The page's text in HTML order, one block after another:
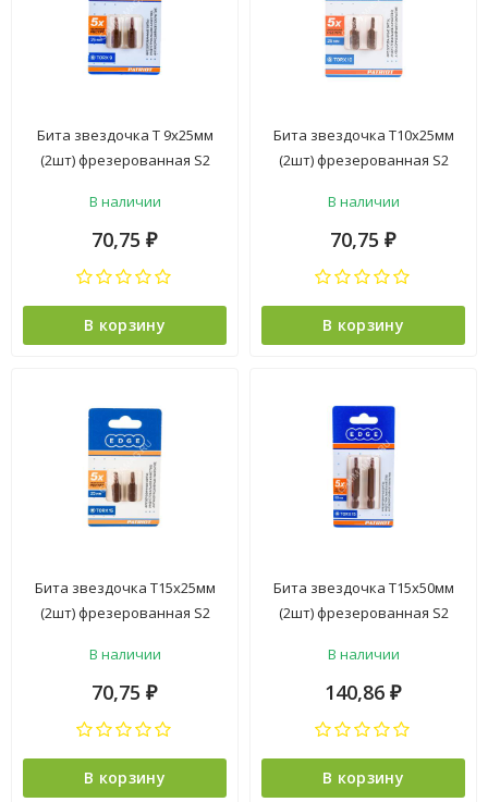
Бита звездочка Т 9х25мм
(2шт) фрезерованная S2
PATRIOT *1/20
В наличии
70,75 ₽
В корзину
Бита звездочка Т10х25мм
(2шт) фрезерованная S2
PATRIOT *1/20
В наличии
70,75 ₽
В корзину
Бита звездочка Т15х25мм
(2шт) фрезерованная S2
PATRIOT *1/20
В наличии
70,75 ₽
В корзину
Бита звездочка Т15х50мм
(2шт) фрезерованная S2
PATRIOT *1/20
В наличии
140,86 ₽
В корзину